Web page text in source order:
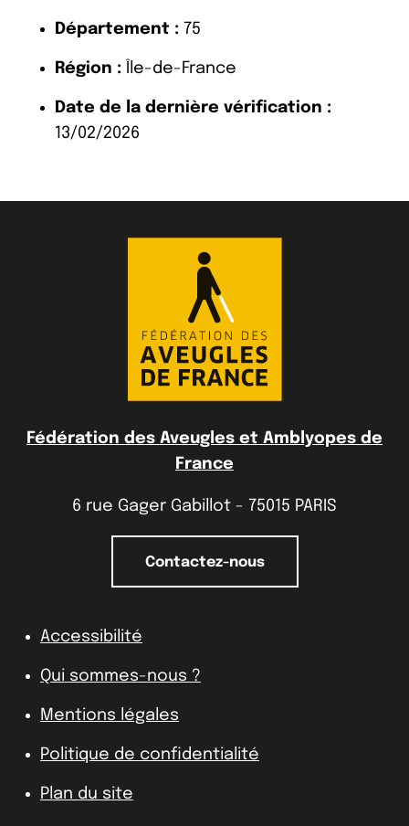
Département : 75
Région : Île-de-France
Date de la dernière vérification :
13/02/2026
Fédération des Aveugles et Amblyopes de
France
6 rue Gager Gabillot - 75015 PARIS
Contactez-nous
Accessibilité
Qui sommes-nous ?
Mentions légales
Politique de confidentialité
Plan du site